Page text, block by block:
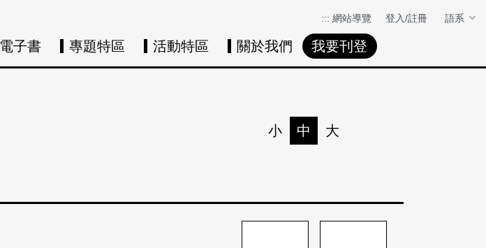
::: 網站導覽 登入/註冊 語系
電子書 專題特區 活動特區 關於我們 我要刊登
小 中 大